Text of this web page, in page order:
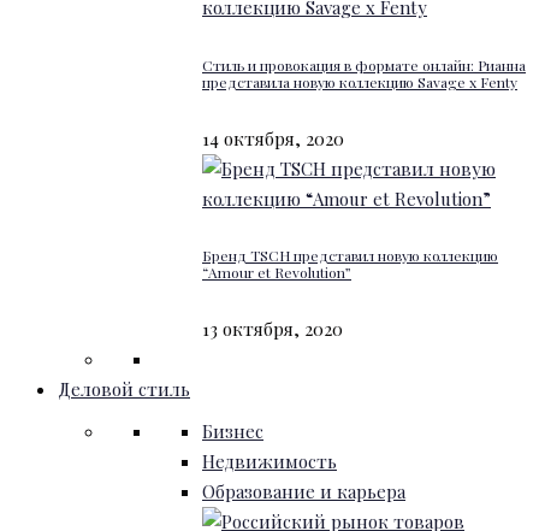
Стиль и провокация в формате онлайн: Рианна
представила новую коллекцию Savage x Fenty
14 октября, 2020
Бренд TSCH представил новую коллекцию
“Amour et Revolution”
13 октября, 2020
Деловой стиль
Бизнес
Недвижимость
Образование и карьера